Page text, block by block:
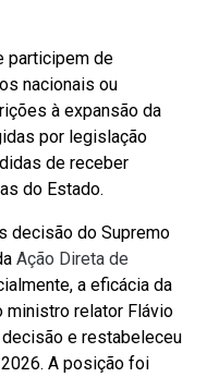
participem de
nacionais ou
à expansão da
por legislação
de receber
do Estado.
decisão do Supremo
Ação Direta de
a eficácia da
ministro relator Flávio
e restabeleceu
A posição foi